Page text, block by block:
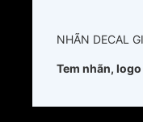
NHÃN DECAL
Tem nhãn,